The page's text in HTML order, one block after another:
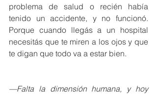
problema de salud o recién había
tenido un accidente, y no funcionó.
Porque cuando llegás a un hospital
necesitás que te miren a los ojos y que
te digan que todo va a estar bien.
—Falta la dimensión humana, y hoy